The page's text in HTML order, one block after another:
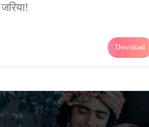
जरिया!
Download